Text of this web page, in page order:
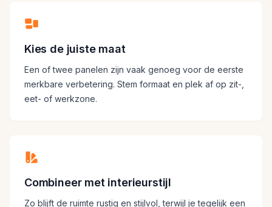
Kies de juiste maat
Een of twee panelen zijn vaak genoeg voor de eerste
merkbare verbetering. Stem formaat en plek af op zit-,
eet- of werkzone.
Combineer met interieurstijl
Zo blijft de ruimte rustig en stijlvol, terwijl je tegelijk een